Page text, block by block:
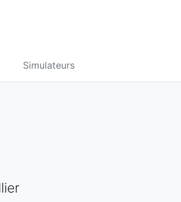
Simulateurs